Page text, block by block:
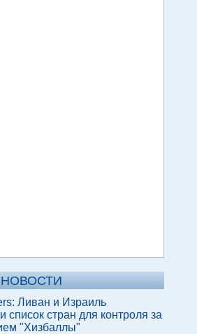
Ливан и Израиль
список стран для контроля за
"Хизбаллы"